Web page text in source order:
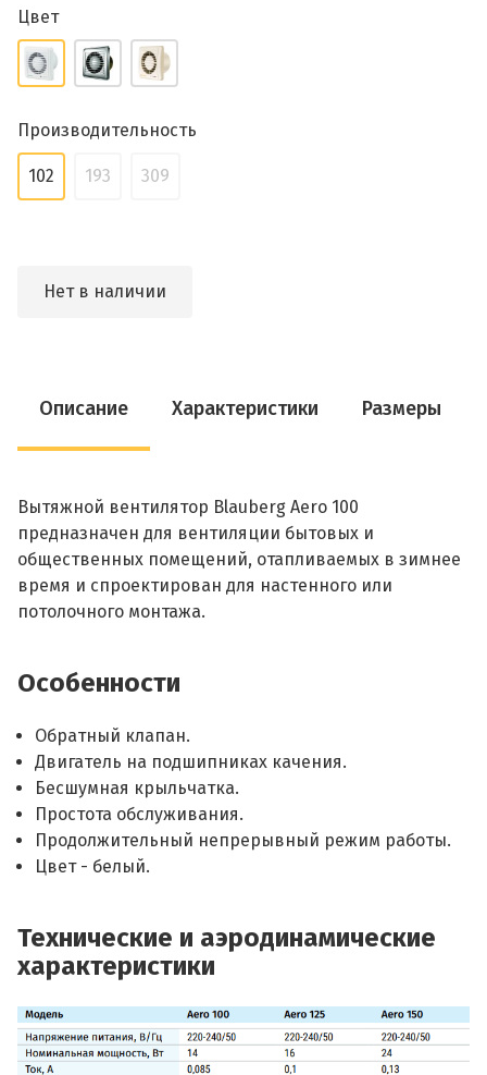
Цвет
Производительность
102 193 309
Нет в наличии
Описание Характеристики Размеры
Вытяжной вентилятор Blauberg Aero 100
предназначен для вентиляции бытовых и
общественных помещений, отапливаемых в зимнее
время и спроектирован для настенного или
потолочного монтажа.
Особенности
Обратный клапан.
Двигатель на подшипниках качения.
Бесшумная крыльчатка.
Простота обслуживания.
Продолжительный непрерывный режим работы.
Цвет - белый.
Технические и аэродинамические
характеристики